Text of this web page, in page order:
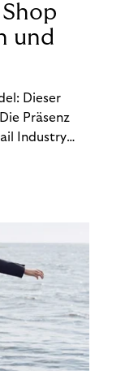
und
Dieser
Präsenz
Industry
fester
ab. BOPIS
seinen
Ist es
Nachteile